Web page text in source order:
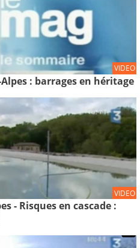
VIDEO
: barrages en héritage
VIDEO
- Risques en cascade :